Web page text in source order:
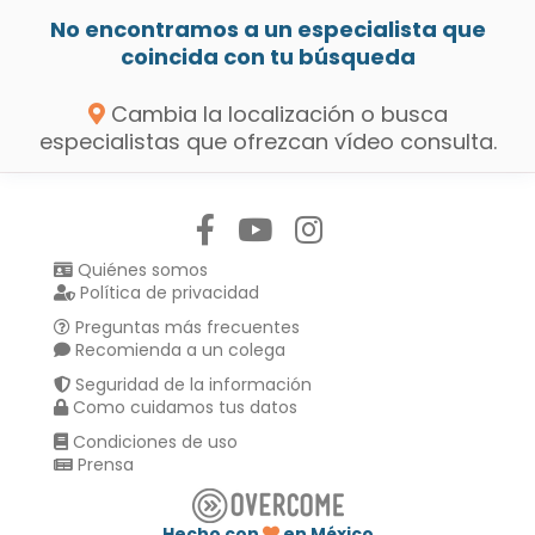
No encontramos a un especialista que
coincida con tu búsqueda
Cambia la localización o busca
especialistas que ofrezcan vídeo consulta.
Quiénes somos
Política de privacidad
Preguntas más frecuentes
Recomienda a un colega
Seguridad de la información
Como cuidamos tus datos
Condiciones de uso
Prensa